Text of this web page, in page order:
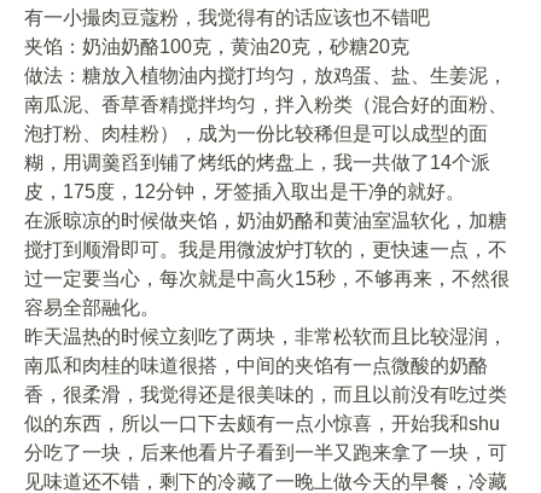
有一小撮肉豆蔻粉，我觉得有的话应该也不错吧
夹馅：奶油奶酪100克，黄油20克，砂糖20克
做法：糖放入植物油内搅打均匀，放鸡蛋、盐、生姜泥，
南瓜泥、香草香精搅拌均匀，拌入粉类（混合好的面粉、
泡打粉、肉桂粉），成为一份比较稀但是可以成型的面
糊，用调羹舀到铺了烤纸的烤盘上，我一共做了14个派
皮，175度，12分钟，牙签插入取出是干净的就好。
在派晾凉的时候做夹馅，奶油奶酪和黄油室温软化，加糖
搅打到顺滑即可。我是用微波炉打软的，更快速一点，不
过一定要当心，每次就是中高火15秒，不够再来，不然很
容易全部融化。
昨天温热的时候立刻吃了两块，非常松软而且比较湿润，
南瓜和肉桂的味道很搭，中间的夹馅有一点微酸的奶酪
香，很柔滑，我觉得还是很美味的，而且以前没有吃过类
似的东西，所以一口下去颇有一点小惊喜，开始我和shu
分吃了一块，后来他看片子看到一半又跑来拿了一块，可
见味道还不错，剩下的冷藏了一晚上做今天的早餐，冷藏